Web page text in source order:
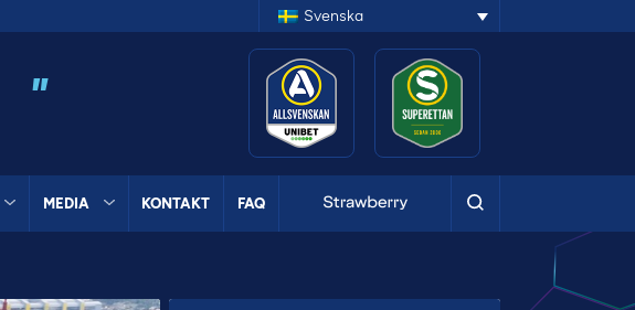
Svenska
"
MEDIA KONTAKT FAQ